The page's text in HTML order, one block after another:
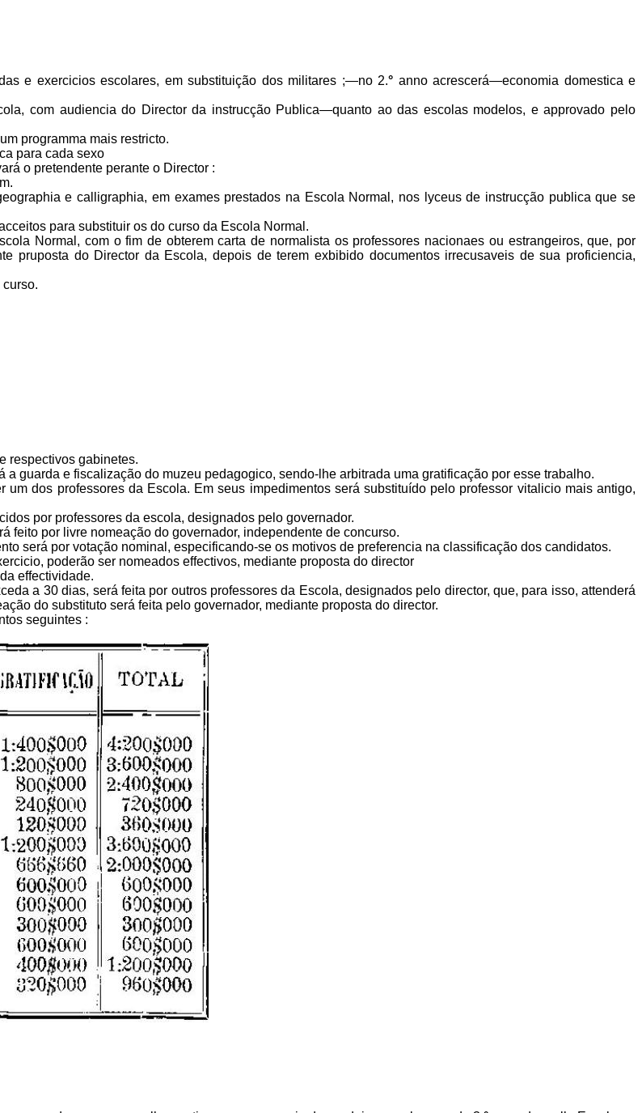
e exercicios escolares, em substituição dos militares ;—no 2.° anno acrescerá—economia domestica e
com audiencia do Director da instrucção Publica—quanto ao das escolas modelos, e approvado pelo
programma mais restricto.
para cada sexo
o pretendente perante o Director :
e calligraphia, em exames prestados na Escola Normal, nos lyceus de instrucção publica que se
para substituir os do curso da Escola Normal.
Normal, com o fim de obterem carta de normalista os professores nacionaes ou estrangeiros, que, por
pruposta do Director da Escola, depois de terem exbibido documentos irrecusaveis de sua proficiencia,
respectivos gabinetes.
guarda e fiscalização do muzeu pedagogico, sendo-lhe arbitrada uma gratificação por esse trabalho.
dos professores da Escola. Em seus impedimentos será substituído pelo professor vitalicio mais antigo,
por professores da escola, designados pelo governador.
feito por livre nomeação do governador, independente de con­curso.
será por votação nominal, especificando-se os motivos de prefe­rencia na classificação dos candidatos.
poderão ser nomeados effectivos, mediante proposta do director
effectividade.
a 30 dias, será feita por outros professores da Escola, designados pelo director, que, para isso, attenderá
do substituto será feita pelo governador, mediante proposta do director.
seguintes :